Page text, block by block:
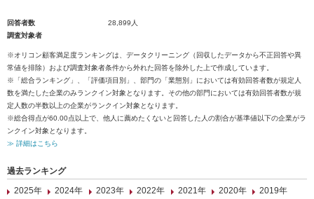
回答者数
28,899人
調査対象者
※オリコン顧客満足度ランキングは、データクリーニング（回収したデータから不正回答や異
常値を排除）および調査対象者条件から外れた回答を除外した上で作成しています。
※「総合ランキング」、「評価項目別」、部門の「業態別」においては有効回答者数が規定人
数を満たした企業のみランクイン対象となります。その他の部門においては有効回答者数が規
定人数の半数以上の企業がランクイン対象となります。
※総合得点が60.00点以上で、他人に薦めたくないと回答した人の割合が基準値以下の企業がラ
ンクイン対象となります。
≫ 詳細はこちら
過去ランキング
2025年
2024年 2023年 2022年 2021年 2020年
2019年